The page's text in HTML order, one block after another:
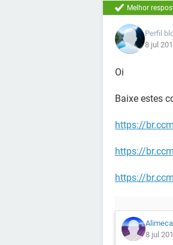
Melhor
Perfil
8 jul
Oi
Baixe estes
https://
https://
https://
8 jul